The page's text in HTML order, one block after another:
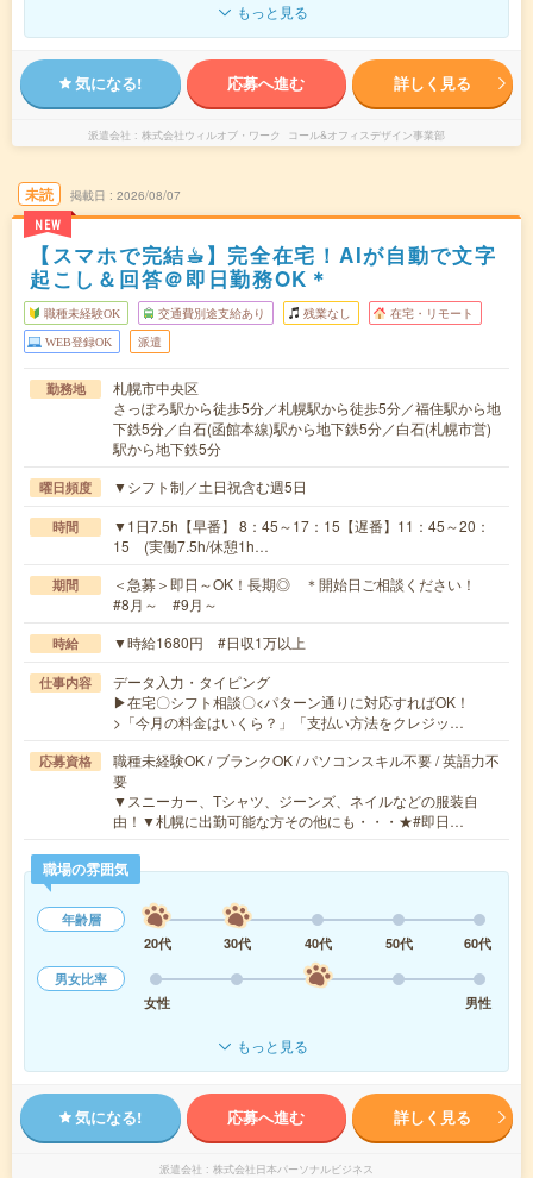
もっと見る
気になる! 応募へ進む 詳しく見る
派遣会社 株式会社ウィルオブ・ワーク コール&オフィスデザイン事業部
未読
NEW
掲載日 2026/08/07
【スマホで完結☕︎】完全在宅！AIが自動で文字
起こし＆回答＠即日勤務OK＊
職種未経験OK 交通費別途支給あり 残業なし 在宅・リモート
WEB登録OK 派遣
勤務地
札幌市中央区
さっぽろ駅から徒歩5分／札幌駅から徒歩5分／福住駅から地
下鉄5分／白石(函館本線)駅から地下鉄5分／白石(札幌市営)
駅から地下鉄5分
曜日頻度 ▼シフト制／土日祝含む週5日
時間
▼1日7.5h【早番】 8：45～17：15【遅番】11：45～20：
15 (実働7.5h/休憩1h…
期間
＜急募＞即日～OK！長期◎ ＊開始日ご相談ください！
#8月～ #9月～
時給 ▼時給1680円 #日収1万以上
仕事内容
データ入力・タイピング
▶在宅〇シフト相談〇<パターン通りに対応すればOK！
>「今月の料金はいくら？」「支払い方法をクレジッ…
応募資格
職種未経験OK / ブランクOK / パソコンスキル不要 / 英語力不
要
▼スニーカー、Tシャツ、ジーンズ、ネイルなどの服装自
由！▼札幌に出勤可能な方その他にも・・・★#即日…
職場の雰囲気
年齢層
20代
30代 40代 50代
60代
男女比率
女性
男性
もっと見る
気になる! 応募へ進む 詳しく見る
派遣会社 株式会社日本パーソナルビジネス